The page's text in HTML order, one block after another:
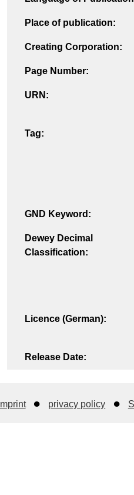
Place of publication:
Creating Corporation:
Page Number:
URN:
Tag:
GND Keyword:
Dewey Decimal
Classification:
Licence (German):
Release Date:
Imprint privacy policy